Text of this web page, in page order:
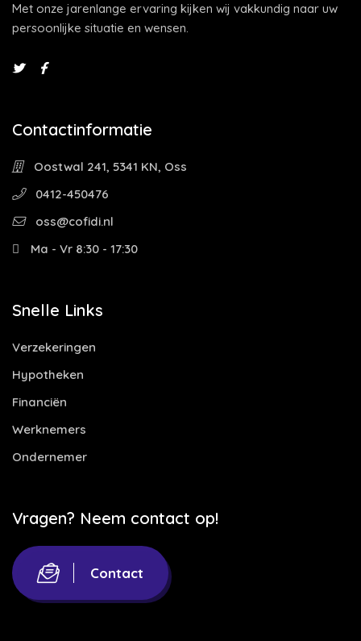
Met onze jarenlange ervaring kijken wij vakkundig naar uw
persoonlijke situatie en wensen.
Contactinformatie
Oostwal 241, 5341 KN, Oss
0412-450476
oss@cofidi.nl
Ma - Vr 8:30 - 17:30
Snelle Links
Verzekeringen
Hypotheken
Financiën
Werknemers
Ondernemer
Vragen? Neem contact op!
Contact